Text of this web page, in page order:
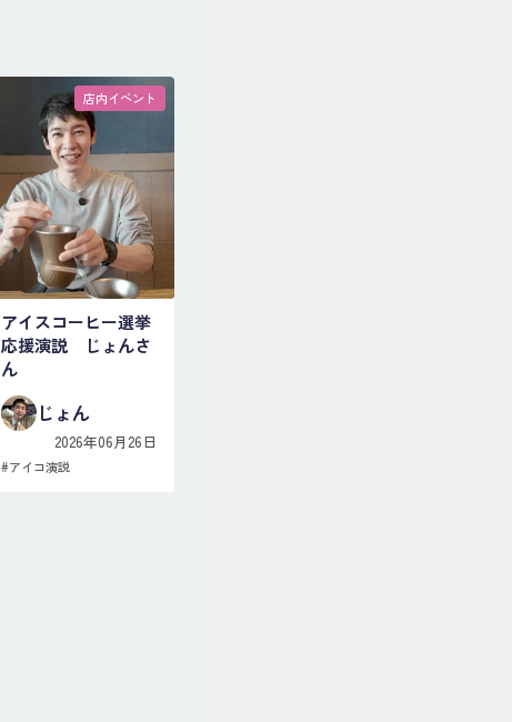
店内イベント
アイスコーヒー選挙
応援演説 じょんさ
ん
じょん
2026年06月26日
#アイコ演説